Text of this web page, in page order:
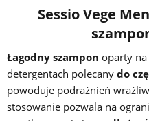
Sessio Vege
Łagodny szampon oparty
detergentach polecany do
powoduje podrażnień
stosowanie pozwala na